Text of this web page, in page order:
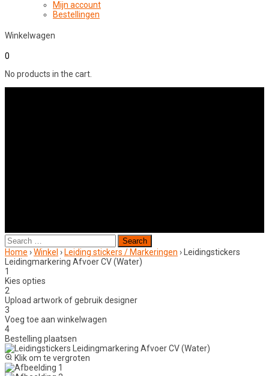
Mijn account
Bestellingen
Winkelwagen
0
No products in the cart.
Search
for:
Home ›Winkel › Leiding stickers / Markeringen › Leidingstickers
Leidingmarkering Afvoer CV (Water)
1
Kies opties
2
Upload artwork of gebruik designer
3
Voeg toe aan winkelwagen
4
Bestelling plaatsen
Klik om te vergroten